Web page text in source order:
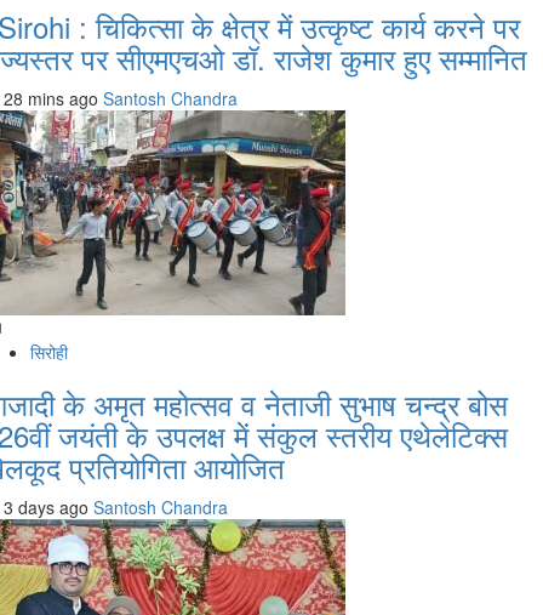
: चिकित्सा के क्षेत्र में उत्कृष्ट कार्य करने पर
पर सीएमएचओ डॉ. राजेश कुमार हुए सम्मानित
28 mins ago Santosh Chandra
सिरोही
के अमृत महोत्सव व नेताजी सुभाष चन्द्र बोस
जयंती के उपलक्ष में संकुल स्तरीय एथेलेटिक्स
प्रतियोगिता आयोजित
3 days ago Santosh Chandra